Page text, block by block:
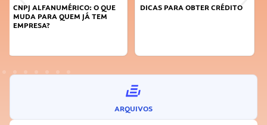
DICAS PARA OBTER CRÉDITO
FAÇA A DIFERENÇA: SEJA
ARQUIVOS